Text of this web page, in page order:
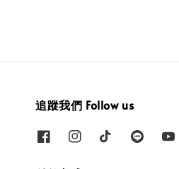
追蹤我們 Follow us